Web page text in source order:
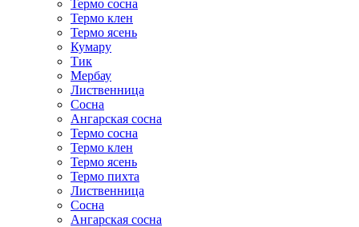
Термо сосна
Термо клен
Термо ясень
Кумару
Тик
Мербау
Лиственница
Сосна
Ангарская сосна
Термо сосна
Термо клен
Термо ясень
Термо пихта
Лиственница
Сосна
Ангарская сосна